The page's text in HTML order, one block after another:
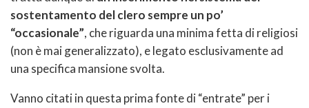
sostentamento del clero sempre un po’
“occasionale”, che riguarda una minima fetta di religiosi
(non è mai generalizzato), e legato esclusivamente ad
una specifica mansione svolta.
Vanno citati in questa prima fonte di “entrate” per i